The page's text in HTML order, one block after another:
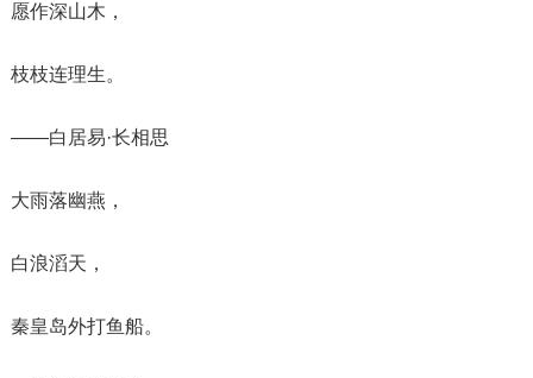
愿作深山木，
枝枝连理生。
——白居易·长相思
大雨落幽燕，
白浪滔天，
秦皇岛外打鱼船。